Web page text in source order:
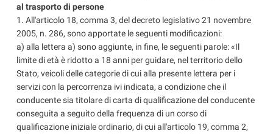
al trasporto di persone
1. All'articolo 18, comma 3, del decreto legislativo 21 novembre
2005, n. 286, sono apportate le seguenti modificazioni:
a) alla lettera a) sono aggiunte, in fine, le seguenti parole: «Il
limite di età è ridotto a 18 anni per guidare, nel territorio dello
Stato, veicoli delle categorie di cui alla presente lettera per i
servizi con la percorrenza ivi indicata, a condizione che il
conducente sia titolare di carta di qualificazione del conducente
conseguita a seguito della frequenza di un corso di
qualificazione iniziale ordinario, di cui all'articolo 19, comma 2,